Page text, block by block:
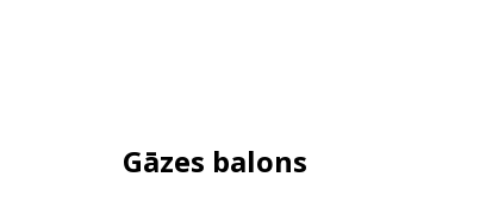
Gāzes balons